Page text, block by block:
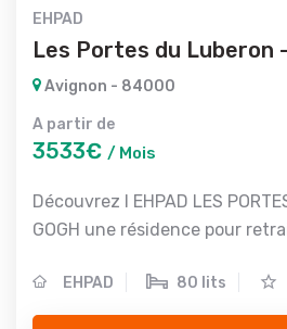
EHPAD
Les Portes du Luberon
Avignon - 84000
A partir de
3533€ / Mois
Découvrez l EHPAD LES
GOGH une résidence pour
EHPAD 80 lits